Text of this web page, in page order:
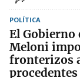
POLÍTICA
El Gobierno
Meloni
fronterizos